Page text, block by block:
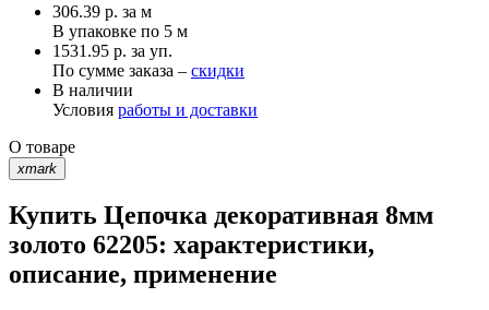
306.39 р. за м
В упаковке по 5 м
1531.95 р. за уп.
По сумме заказа – скидки
В наличии
Условия работы и доставки
О товаре
xmark
Купить Цепочка декоративная 8мм
золото 62205: характеристики,
описание, применение